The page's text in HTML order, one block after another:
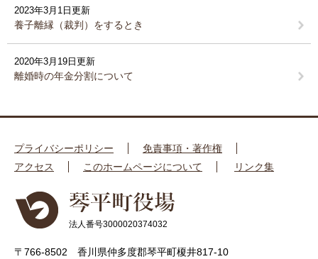
2023年3月1日更新
養子離縁（裁判）をするとき
2020年3月19日更新
離婚時の年金分割について
プライバシーポリシー
免責事項・著作権
アクセス
このホームページについて リンク集
法人番号3000020374032
〒766-8502 香川県仲多度郡琴平町榎井817-10